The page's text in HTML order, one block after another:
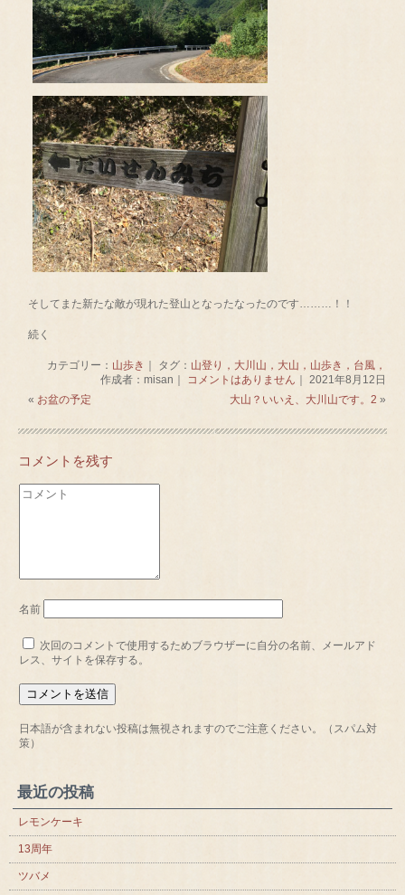
そしてまた新たな敵が現れた登山となったなったのです………！！
続く
カテゴリー： 山歩き ｜ タグ： 山登り，大川山，大山，山歩き，台風，
作成者：misan｜
コメントはありません ｜ 2021年8月12日
« お盆の予定 大山？いいえ、大川山です。2 »
コメントを残す
名前
次回のコメントで使用するためブラウザーに自分の名前、メールアド
レス、サイトを保存する。
日本語が含まれない投稿は無視されますのでご注意ください。（スパム対
策）
最近の投稿
レモンケーキ
13周年
ツバメ